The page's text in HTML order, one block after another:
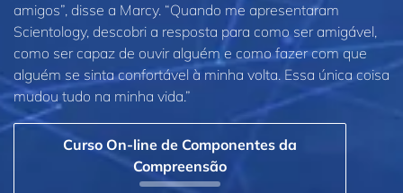
amigos”, disse a Marcy. “Quando me apresentaram
Scientology, descobri a resposta para como ser amigável,
como ser capaz de ouvir alguém e como fazer com que
alguém se sinta confortável à minha volta. Essa única coisa
mudou tudo na minha vida.”
Curso On‑line de Componentes da
Compreensão